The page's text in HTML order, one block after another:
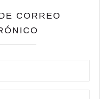
CORREO